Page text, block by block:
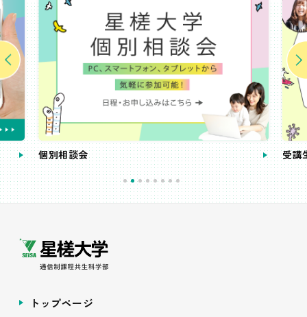
個別相談会 受講
トップページ